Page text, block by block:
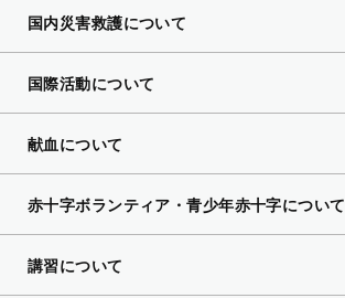
国内災害救護について
国際活動について
献血について
赤十字ボランティア・青少年赤十字について
講習について